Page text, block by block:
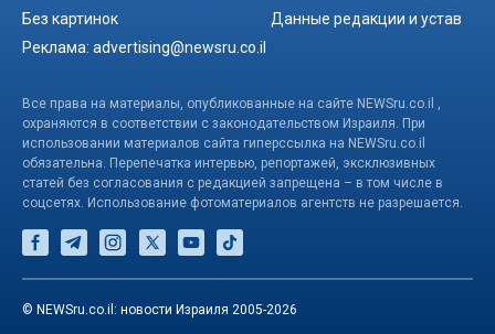
Без картинок
Данные редакции и устав
Реклама: advertising@newsru.co.il
Все права на материалы, опубликованные на сайте NEWSru.co.il ,
охраняются в соответствии с законодательством Израиля. При
использовании материалов сайта гиперссылка на NEWSru.co.il
обязательна. Перепечатка интервью, репортажей, эксклюзивных
статей без согласования с редакцией запрещена – в том числе в
соцсетях. Использование фотоматериалов агентств не разрешается.
© NEWSru.co.il: новости Израиля 2005-2026